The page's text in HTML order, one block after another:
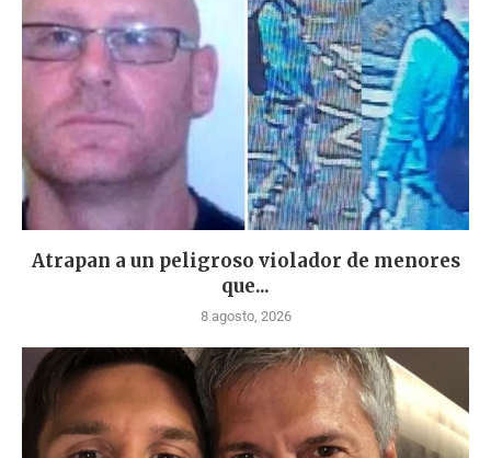
Atrapan a un peligroso violador de menores
que...
8 agosto, 2026